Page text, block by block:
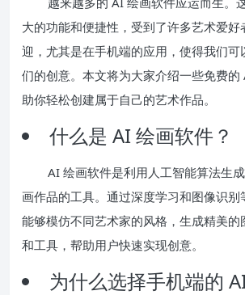
大的功能和便捷性，受到了许多艺术爱好
迎，尤其是在手机端的应用，使得我们可
们的创意。本文将为大家介绍一些免费
助你轻松创建属于自己的艺术作品。
什么是 AI 绘画软件？
AI 绘画软件是利用人工智能算法生
画作品的工具。通过深度学习和图像识
能够模仿不同艺术家的风格，生成精美的
和工具，帮助用户快速实现创意。
为什么选择手机端的